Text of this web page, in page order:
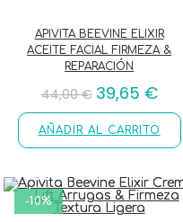
APIVITA BEEVINE ELIXIR
ACEITE FACIAL FIRMEZA &
REPARACIÓN
44,00€ 39,65 €
AÑADIR AL CARRITO
-10%